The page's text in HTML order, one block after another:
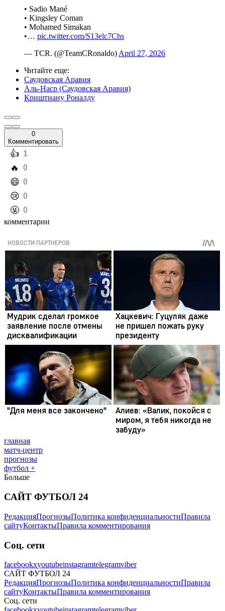
•​ Sadio Mané
•​ Kingsley Coman
•​ Mohamed Simakan
•… pic.twitter.com/S13elc7Chs
— TCR. (@TeamCRonaldo) April 27, 2026
Читайте еще:
Саудовская Аравия
Аль-Наср (Саудовская Аравия)
Криштиану Роналду
0
Комментировать
️👍 1
️🔥 0
️😄 0
️😢 0
️🤬 0
комментарии
главная
матч-центр
прогнозы
футбол +
Больше
САЙТ ФУТБОЛ 24
РедакцияПрогнозыПолитика конфиденциальностиПравила
сайтуКонтактыПравила комментирования
Соц. сети
facebookxyoutubeinstagramtelegramviber
САЙТ ФУТБОЛ 24
РедакцияПрогнозыПолитика конфиденциальностиПравила
сайтуКонтактыПравила комментирования
Соц. сети